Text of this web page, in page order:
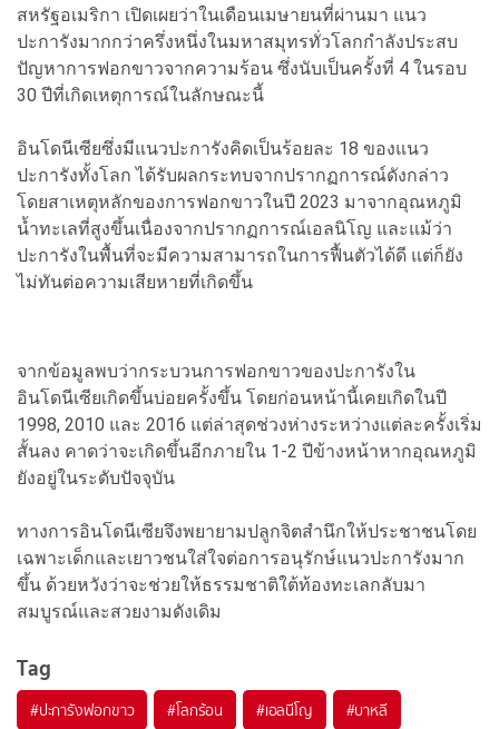
สหรัฐอเมริกา เปิดเผยว่าในเดือนเมษายนที่ผ่านมา แนว
ปะการังมากกว่าครึ่งหนึ่งในมหาสมุทรทั่วโลกกำลังประสบ
ปัญหาการฟอกขาวจากความร้อน ซึ่งนับเป็นครั้งที่ 4 ในรอบ
30 ปีที่เกิดเหตุการณ์ในลักษณะนี้
อินโดนีเซียซึ่งมีแนวปะการังคิดเป็นร้อยละ 18 ของแนว
ปะการังทั้งโลก ได้รับผลกระทบจากปรากฏการณ์ดังกล่าว
โดยสาเหตุหลักของการฟอกขาวในปี 2023 มาจากอุณหภูมิ
น้ำทะเลที่สูงขึ้นเนื่องจากปรากฏการณ์เอลนิโญ และแม้ว่า
ปะการังในพื้นที่จะมีความสามารถในการฟื้นตัวได้ดี แต่ก็ยัง
ไม่ทันต่อความเสียหายที่เกิดขึ้น
จากข้อมูลพบว่ากระบวนการฟอกขาวของปะการังใน
อินโดนีเซียเกิดขึ้นบ่อยครั้งขึ้น โดยก่อนหน้านี้เคยเกิดในปี
1998, 2010 และ 2016 แต่ล่าสุดช่วงห่างระหว่างแต่ละครั้งเริ่ม
สั้นลง คาดว่าจะเกิดขึ้นอีกภายใน 1-2 ปีข้างหน้าหากอุณหภูมิ
ยังอยู่ในระดับปัจจุบัน
ทางการอินโดนีเซียจึงพยายามปลูกจิตสำนึกให้ประชาชนโดย
เฉพาะเด็กและเยาวชนใส่ใจต่อการอนุรักษ์แนวปะการังมาก
ขึ้น ด้วยหวังว่าจะช่วยให้ธรรมชาติใต้ท้องทะเลกลับมา
สมบูรณ์และสวยงามดังเดิม
Tag
#ปะการังฟอกขาว #โลกร้อน #เอลนีโญ #บาหลี